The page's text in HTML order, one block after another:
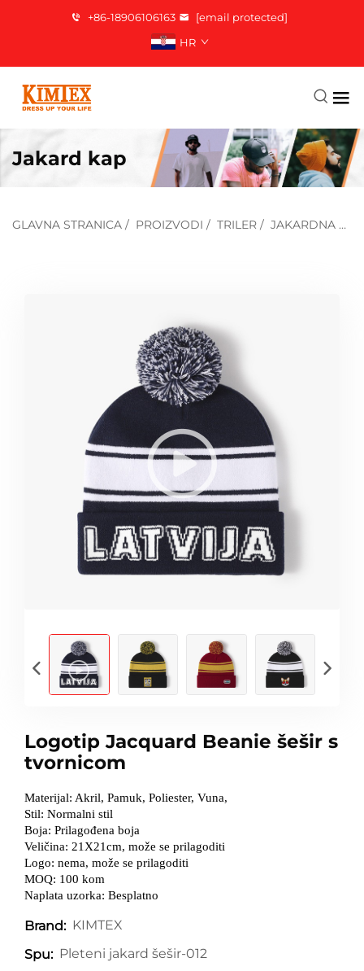
+86-18906106163
[email protected]
HR
Jakard kap
GLAVNA STRANICA / PROIZVODI / TRILER / JAKARDNA KAP
Logotip Jacquard Beanie šešir s
tvornicom
Materijal: Akril, Pamuk, Poliester, Vuna,
Stil: Normalni stil
Boja: Prilagođena boja
Veličina: 21X21cm, može se prilagoditi
Logo: nema, može se prilagoditi
MOQ: 100 kom
Naplata uzorka: Besplatno
Brand: KIMTEX
Spu: Pleteni jakard šešir-012